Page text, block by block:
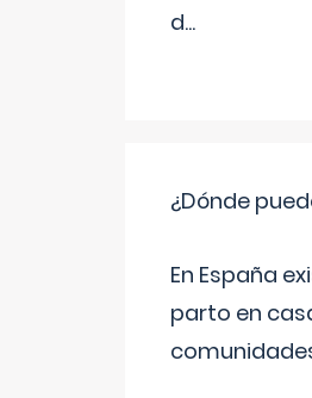
d...
¿Dónde
En España
parto en